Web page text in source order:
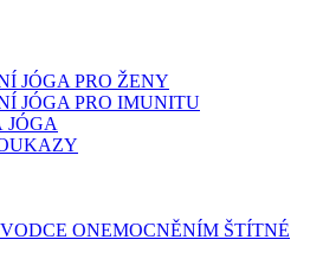
JÓGA PRO ŽENY
JÓGA PRO IMUNITU
JÓGA
ONEMOCNĚNÍM ŠTÍTNÉ